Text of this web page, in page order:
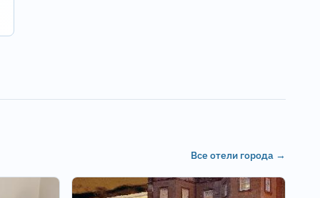
Все отели города →